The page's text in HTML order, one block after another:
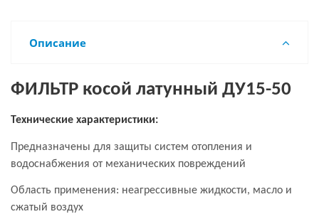
Описание
ФИЛЬТР косой латунный ДУ15-50
Технические характеристики:
Предназначены для защиты систем отопления и
водоснабжения от механических повреждений
Область применения: неагрессивные жидкости, масло и
сжатый воздух